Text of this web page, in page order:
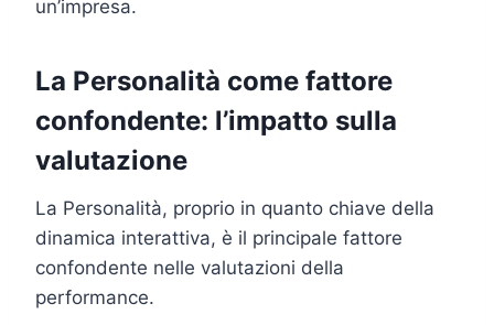
un’impresa.
La Personalità come fattore
confondente: l’impatto sulla
valutazione
La Personalità, proprio in quanto chiave della
dinamica interattiva, è il principale fattore
confondente nelle valutazioni della
performance.